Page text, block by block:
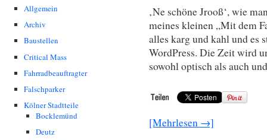
Allgemein
Archiv
Baustellen
Critical Mass
Fahrradbeauftragter
Falschparker
Kölner Stadtteile
Bocklemünd
Deutz
‚Ne schöne Jrooß‘, wie
meines kleinen „Mit dem
alles karg und kahl und es
WordPress. Die Zeit wird
sowohl optisch als auch
[Mehrlesen →]